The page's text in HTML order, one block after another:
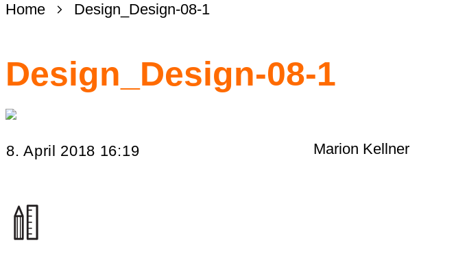
Home Design_Design-08-1
Design_Design-08-1
8. April 2018 16:19 Marion Kellner